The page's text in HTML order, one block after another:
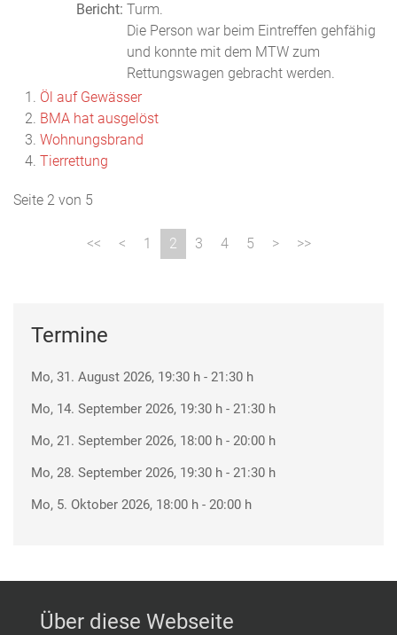
Bericht: Turm.
Die Person war beim Eintreffen gehfähig
und konnte mit dem MTW zum
Rettungswagen gebracht werden.
Öl auf Gewässer
BMA hat ausgelöst
Wohnungsbrand
Tierrettung
Seite 2 von 5
1 2 3 4 5
Termine
Mo, 31. August 2026, 19:30 h - 21:30 h
Mo, 14. September 2026, 19:30 h - 21:30 h
Mo, 21. September 2026, 18:00 h - 20:00 h
Mo, 28. September 2026, 19:30 h - 21:30 h
Mo, 5. Oktober 2026, 18:00 h - 20:00 h
Über diese Webseite